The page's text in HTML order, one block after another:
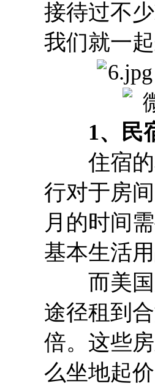
接待过不
我们就一
1、民宿
住宿的
行对于房
月的时间
基本生活用
而美国
途径租到
倍。这些
么坐地起